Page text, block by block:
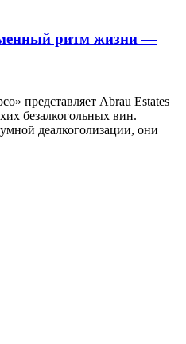
ритм жизни —
представляет Abrau Estates
безалкогольных вин.
деалкоголизации, они